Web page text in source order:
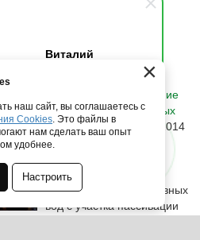
Виталий
у вас появятся вопросы.
Емкостное оборудование
для сбора отработанных
электролитовВ июне 2014
года изготовлено и
оборудование для
водоотведения промывных
вод с участка пассивации
×
наш сайт, вы соглашаетесь с
Cookies. Это файлы в
нам сделать ваш опыт
удобнее.
Настроить